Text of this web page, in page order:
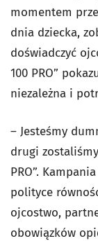
momentem
dnia dziecka,
doświadczyć
100 PRO”
niezależna i
– Jesteśmy
drugi
PRO”.
polityce
ojcostwo,
obowiązków